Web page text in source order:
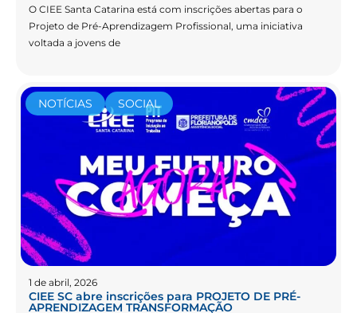
O CIEE Santa Catarina está com inscrições abertas para o
Projeto de Pré-Aprendizagem Profissional, uma iniciativa
voltada a jovens de
NOTÍCIAS SOCIAL
1 de abril, 2026
CIEE SC abre inscrições para PROJETO DE PRÉ-
APRENDIZAGEM TRANSFORMAÇÃO